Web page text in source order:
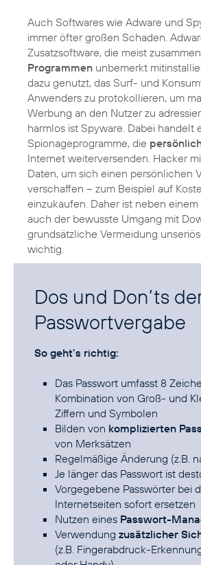
Auch Softwares wie Adware und
immer öfter großen Schaden.
Zusatzsoftware, die meist
Programmen unbemerkt
dazu genutzt, das Surf- und
Anwenders zu protokollieren, um
Werbung an den Nutzer zu
harmlos ist Spyware. Dabei handelt
Spionageprogramme, die
Internet weiterversenden. Hacker
Daten, um sich einen persönlichen
verschaffen – zum Beispiel auf
einzukaufen. Daher ist neben einem
auch der bewusste Umgang mit
grundsätzliche Vermeidung
wichtig.
Dos und Don’ts
Passwortvergabe
So geht’s richtig:
Das Passwort umfasst 8
Kombination von Groß- und
Ziffern und Symbolen
Bilden von komplizierten
von Merksätzen
Regelmäßige Änderung (z.B.
Je länger das Passwort ist
Vorgegebene Passwörter bei
Internetseiten sofort ersetzen
Nutzen eines Passwort-
Verwendung zusätzlicher
(z.B. Fingerabdruck-